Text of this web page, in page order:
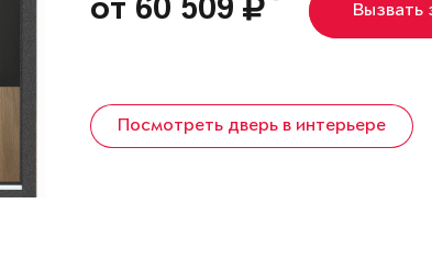
от 60 509 Вызвать
Посмотреть дверь в интерьере